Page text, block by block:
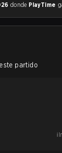
donde PlayTime
partido